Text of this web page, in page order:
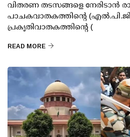
വിതരണ തടസങ്ങളെ നേരിടാന്‍
പാചകവാതകത്തിന്റെ
പ്രകൃതിവാതകത്തിന്റെ (
READ MORE